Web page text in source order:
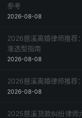
参考
2026-08-08
2026慈溪离婚律师推荐
准选型指南
2026-08-08
2026慈溪离婚律师推荐
2026-08-08
2025慈溪货款纠纷律师